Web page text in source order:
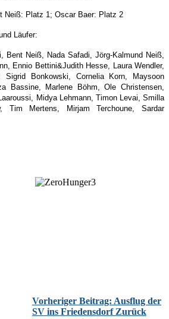
Neiß: Platz 1; Oscar Baer: Platz 2
Läufer:
Bent Neiß, Nada Safadi, Jörg-Kalmund Neiß,
Ennio Bettini&Judith Hesse, Laura Wendler,
Sigrid Bonkowski, Cornelia Korn, Maysoon
Bassine, Marlene Böhm, Ole Christensen,
Midya Lehmann, Timon Levai, Smilla
Tim Mertens, Mirjam Terchoune, Sardar
Vorheriger Beitrag: Ausflug der
SV ins Friedensdorf Zurück